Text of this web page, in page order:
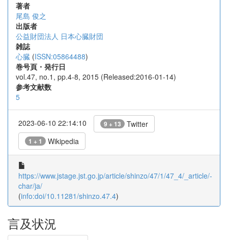
著者
尾島 俊之
出版者
公益財団法人 日本心臓財団
雑誌
心臓 (ISSN:05864488)
巻号頁・発行日
vol.47, no.1, pp.4-8, 2015 (Released:2016-01-14)
参考文献数
5
2023-06-10 22:14:10 9 + 13 Twitter
1 + 1 Wikipedia
https://www.jstage.jst.go.jp/article/shinzo/47/1/47_4/_article/-
char/ja/
(info:doi/10.11281/shinzo.47.4)
言及状況